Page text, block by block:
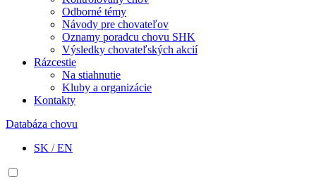
Odborné témy
Návody pre chovateľov
Oznamy poradcu chovu SHK
Výsledky chovateľských akcií
Rázcestie
Na stiahnutie
Kluby a organizácie
Kontakty
Databáza chovu
SK /EN